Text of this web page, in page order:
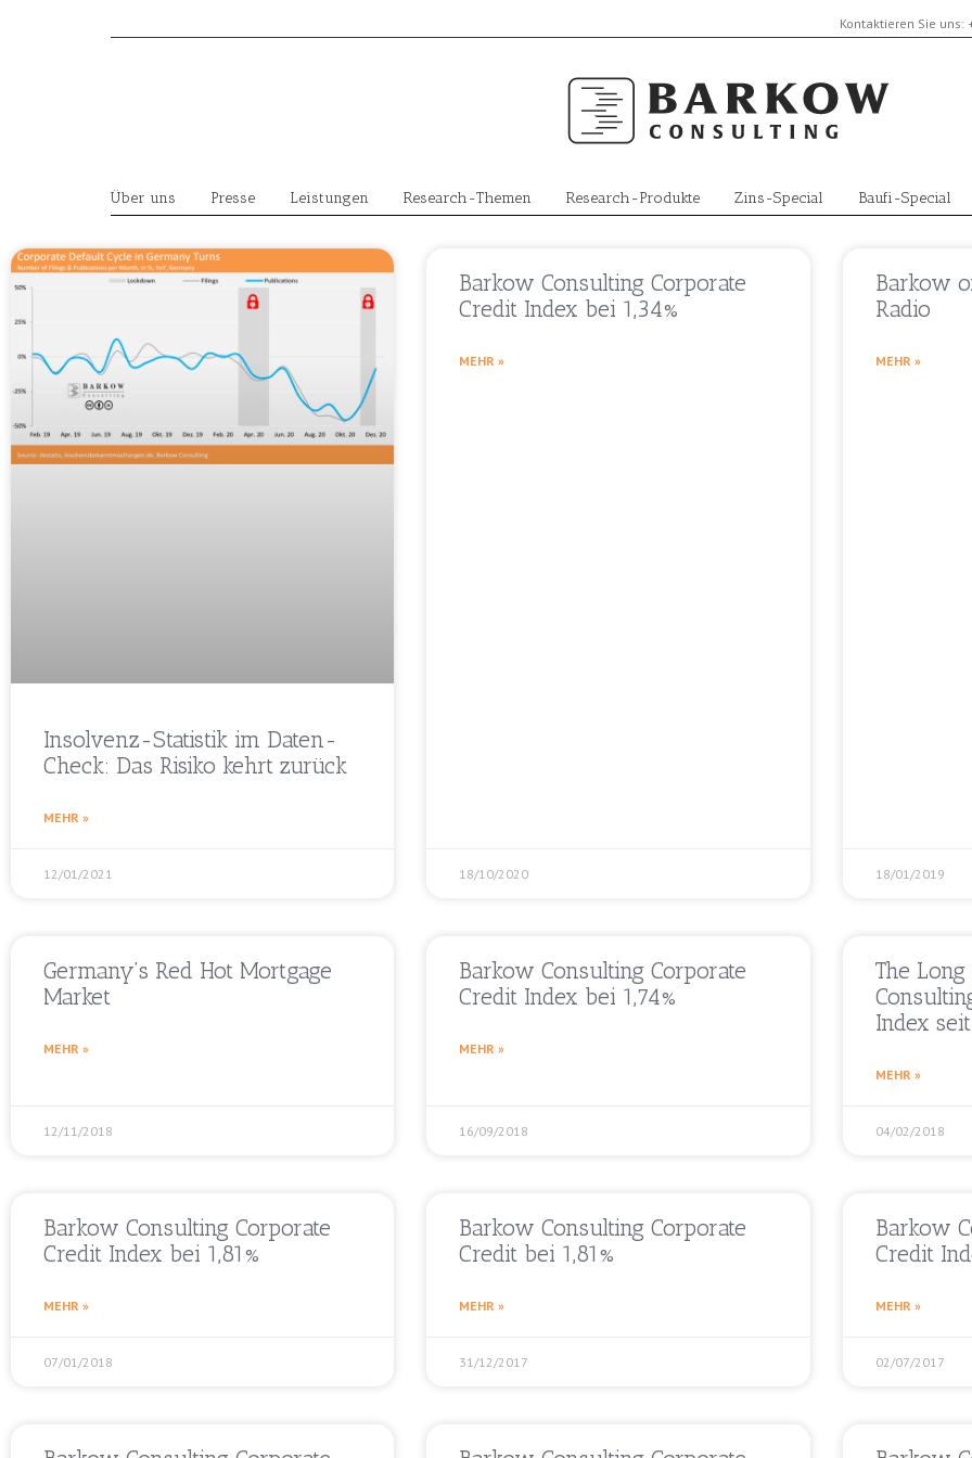
Kontaktieren Sie uns:
Über uns Presse Leistungen Research-Themen Research-Produkte Zins-Special Baufi-Special
Insolvenz-Statistik im Daten-
Check: Das Risiko kehrt zurück
MEHR »
12/01/2021
Barkow Consulting Corporate
Credit Index bei 1,34%
MEHR »
18/10/2020
Barkow
Radio
MEHR »
18/01/2019
Germany’s Red Hot Mortgage
Market
MEHR »
12/11/2018
Barkow Consulting Corporate
Credit Index bei 1,74%
MEHR »
16/09/2018
The
Index
MEHR »
04/02/2018
Barkow Consulting Corporate
Credit Index bei 1,81%
MEHR »
07/01/2018
Barkow Consulting Corporate
Credit bei 1,81%
MEHR »
31/12/2017
Barkow
Credit
MEHR »
02/07/2017